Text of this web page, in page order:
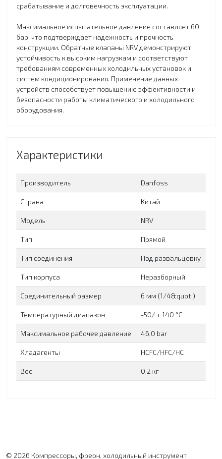
срабатывание и долговечность эксплуатации.
Максимальное испытательное давление составляет 60
бар, что подтверждает надежность и прочность
конструкции. Обратные клапаны NRV демонстрируют
устойчивость к высоким нагрузкам и соответствуют
требованиям современных холодильных установок и
систем кондиционирования. Применение данных
устройств способствует повышению эффективности и
безопасности работы климатического и холодильного
оборудования.
Характеристики
Производитель Danfoss
Страна Китай
Модель NRV
Тип Прямой
Тип соединения Под развальцовку
Тип корпуса Неразборный
Соединительный размер 6 мм (1/4&quot;)
Температурный диапазон -50/ + 140 °C
Максимальное рабочее давление 46,0 bar
Хладагенты HCFC/HFC/HC
Вес 0.2 кг
© 2026 Компрессоры, фреон, холодильный инструмент